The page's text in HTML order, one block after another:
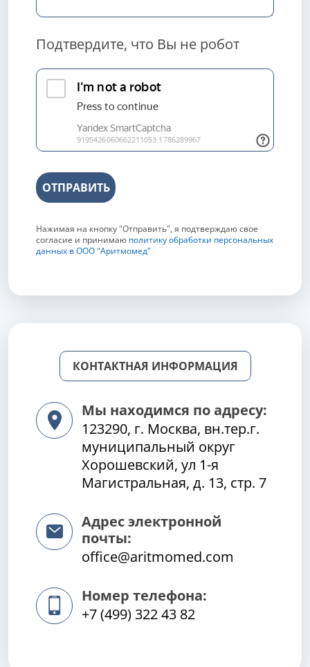
Подтвердите, что Вы не робот
ОТПРАВИТЬ
Нажимая на кнопку "Отправить", я подтверждаю свое
согласие и принимаю политику обработки персональных
данных в ООО "Аритмомед"
КОНТАКТНАЯ ИНФОРМАЦИЯ
Мы находимся по адресу:
123290, г. Москва, вн.тер.г.
муниципальный округ
Хорошевский, ул 1-я
Магистральная, д. 13, стр. 7
Адрес электронной
почты:
office@aritmomed.com
Номер телефона:
+7 (499) 322 43 82